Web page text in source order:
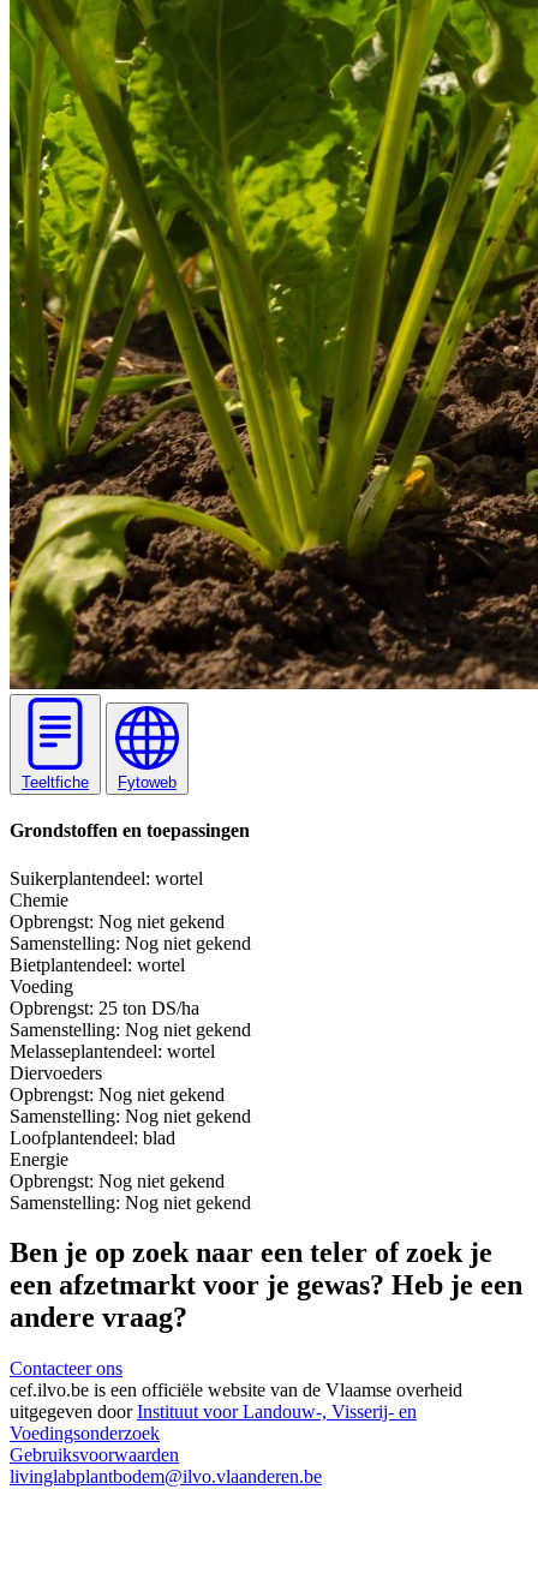
Teeltfiche Fytoweb
Grondstoffen en toepassingen
Suikerplantendeel: wortel
Chemie
Opbrengst: Nog niet gekend
Samenstelling: Nog niet gekend
Bietplantendeel: wortel
Voeding
Opbrengst: 25 ton DS/ha
Samenstelling: Nog niet gekend
Melasseplantendeel: wortel
Diervoeders
Opbrengst: Nog niet gekend
Samenstelling: Nog niet gekend
Loofplantendeel: blad
Energie
Opbrengst: Nog niet gekend
Samenstelling: Nog niet gekend
Ben je op zoek naar een teler of zoek je
een afzetmarkt voor je gewas? Heb je een
andere vraag?
Contacteer ons
cef.ilvo.be is een officiële website van de Vlaamse overheid
uitgegeven doorInstituut voor Landouw-, Visserij- en
Voedingsonderzoek
Gebruiksvoorwaarden
livinglabplantbodem@ilvo.vlaanderen.be